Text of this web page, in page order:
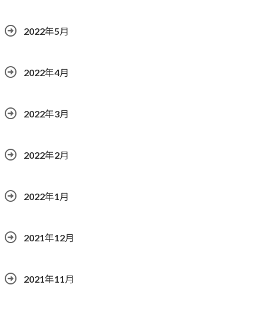
2022年5月
2022年4月
2022年3月
2022年2月
2022年1月
2021年12月
2021年11月